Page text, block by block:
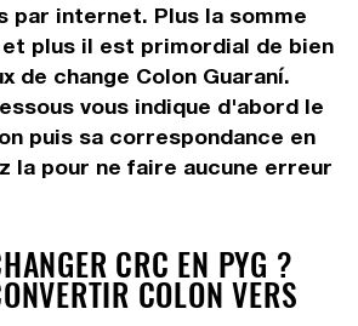
par internet. Plus la somme
plus il est primordial de bien
de change Colon Guaraní.
vous indique d'abord le
puis sa correspondance en
la pour ne faire aucune erreur
CRC EN PYG ?
COLON VERS